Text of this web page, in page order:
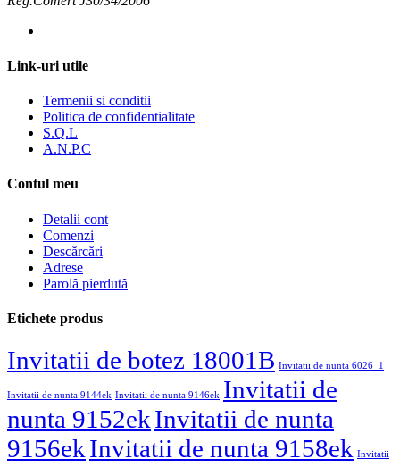
Link-uri utile
Termenii si conditii
Politica de confidentialitate
S.Q.L
A.N.P.C
Contul meu
Detalii cont
Comenzi
Descărcări
Adrese
Parolă pierdută
Etichete produs
Invitatii de botez 18001B Invitatii de nunta 6026_1
Invitatii de nunta 9144ek Invitatii de nunta 9146ek Invitatii de
nunta 9152ekInvitatii de nunta
9156ekInvitatii de nunta 9158ek Invitatii